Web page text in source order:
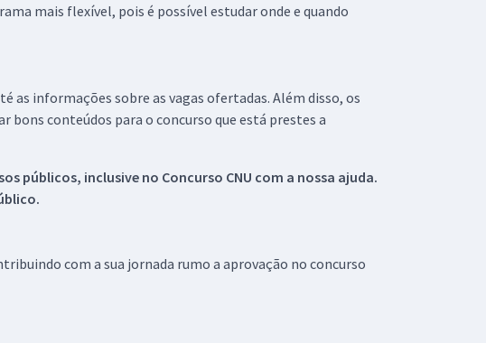
mais flexível, pois é possível estudar onde e quando
as informações sobre as vagas ofertadas. Além disso, os
bons conteúdos para o concurso que está prestes a
públicos, inclusive no Concurso CNU com a nossa ajuda.
com a sua jornada rumo a aprovação no concurso